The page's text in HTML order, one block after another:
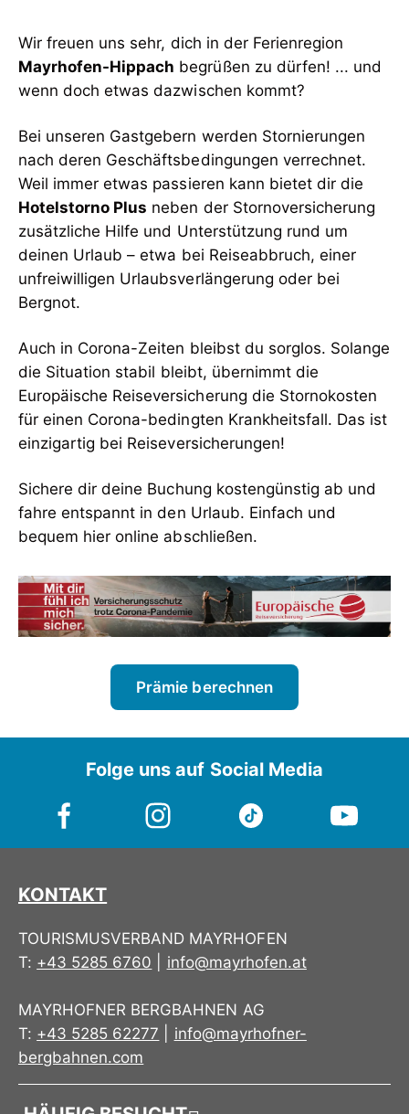
Wir freuen uns sehr, dich in der Ferienregion
Mayrhofen-Hippach begrüßen zu dürfen! ... und
wenn doch etwas dazwischen kommt?
Bei unseren Gastgebern werden Stornierungen
nach deren Geschäftsbedingungen verrechnet.
Weil immer etwas passieren kann bietet dir die
Hotelstorno Plus neben der Stornoversicherung
zusätzliche Hilfe und Unterstützung rund um
deinen Urlaub – etwa bei Reiseabbruch, einer
unfreiwilligen Urlaubsverlängerung oder bei
Bergnot.
Auch in Corona-Zeiten bleibst du sorglos. Solange
die Situation stabil bleibt, übernimmt die
Europäische Reiseversicherung die Stornokosten
für einen Corona-bedingten Krankheitsfall. Das ist
einzigartig bei Reiseversicherungen!
Sichere dir deine Buchung kostengünstig ab und
fahre entspannt in den Urlaub. Einfach und
bequem hier online abschließen.
Prämie berechnen
Folge uns auf Social Media
KONTAKT
TOURISMUSVERBAND MAYRHOFEN
T: +43 5285 6760 info@mayrhofen.at
MAYRHOFNER BERGBAHNEN AG
T: +43 5285 62277
info@mayrhofner-
bergbahnen.com